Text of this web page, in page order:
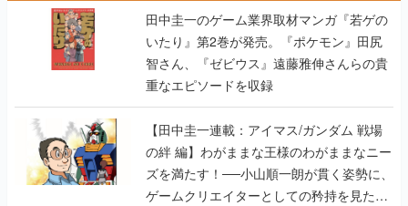
田中圭一のゲーム業界取材マンガ『若ゲの
いたり』第2巻が発売。『ポケモン』田尻
智さん、『ゼビウス』遠藤雅伸さんらの貴
重なエピソードを収録
【田中圭一連載：アイマス/ガンダム 戦場
の絆 編】わがままな王様のわがままなニー
ズを満たす！──小山順一朗が貫く姿勢に、
ゲームクリエイターとしての矜持を見た